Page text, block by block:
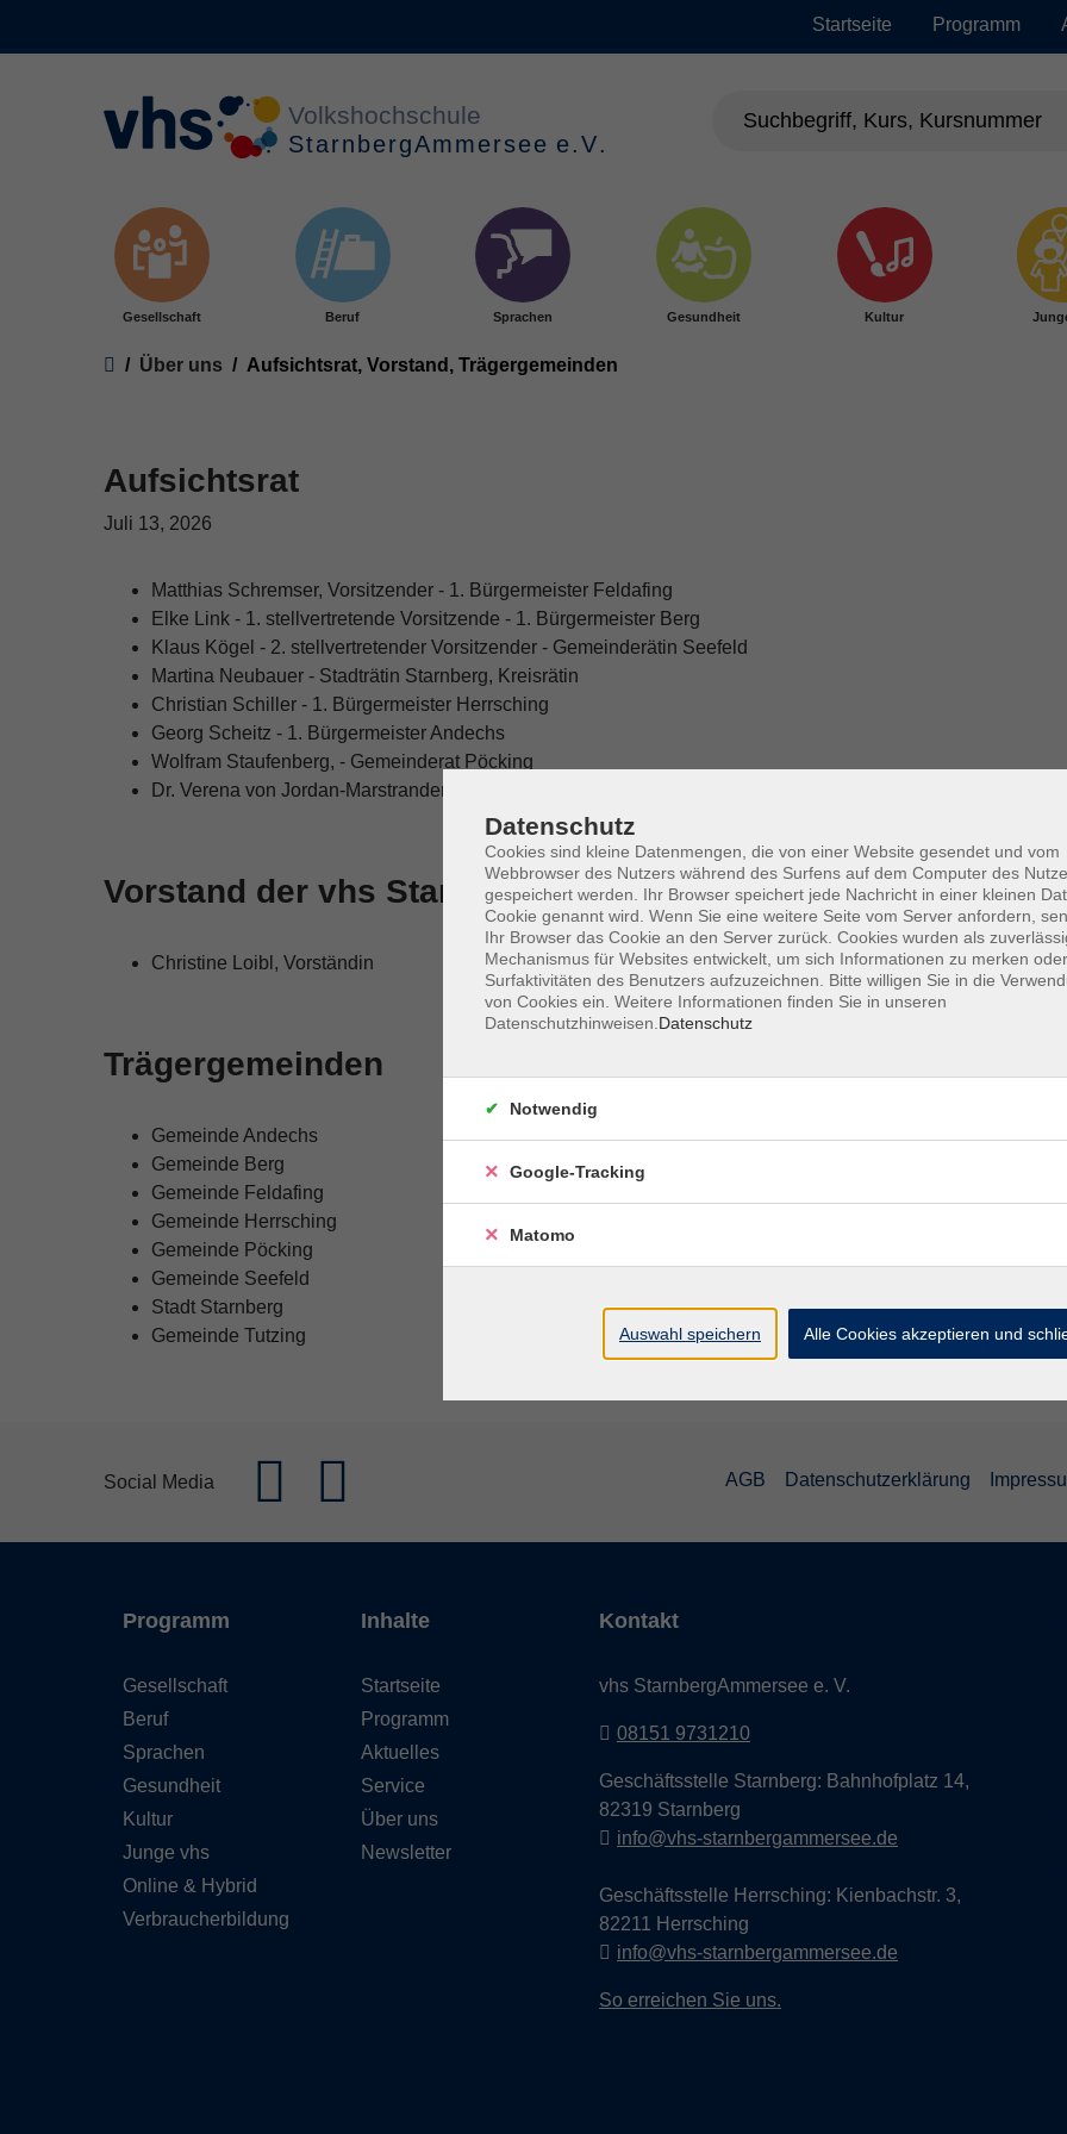
Startseite Programm
Gesellschaft Beruf Sprachen Gesundheit Kultur
You are here:
Über uns Aufsichtsrat, Vorstand, Trägergemeinden
Aufsichtsrat
Juli 13, 2026
Matthias Schremser, Vorsitzender - 1. Bürgermeister Feldafing
Elke Link - 1. stellvertretende Vorsitzende - 1. Bürgermeister Berg
Klaus Kögel - 2. stellvertretender Vorsitzender - Gemeinderätin Seefeld
Martina Neubauer - Stadträtin Starnberg, Kreisrätin
Christian Schiller - 1. Bürgermeister Herrsching
Georg Scheitz - 1. Bürgermeister Andechs
Wolfram Staufenberg, - Gemeinderat Pöcking
Dr. Verena von Jordan-Marstrander - 3. Bürgermeisterin Tutzing
Vorstand der vhs StarnbergAmmersee e.V.
Christine Loibl, Vorständin
Trägergemeinden
Gemeinde Andechs
Gemeinde Berg
Gemeinde Feldafing
Gemeinde Herrsching
Gemeinde Pöcking
Gemeinde Seefeld
Stadt Starnberg
Gemeinde Tutzing
Social Media AGB Datenschutzerklärung
Programm
Gesellschaft
Beruf
Sprachen
Gesundheit
Kultur
Junge vhs
Online & Hybrid
Verbraucherbildung
Inhalte
Startseite
Programm
Aktuelles
Service
Über uns
Newsletter
Kontakt
vhs StarnbergAmmersee e. V.
08151 9731210
Geschäftsstelle Starnberg: Bahnhofplatz 14,
82319 Starnberg
info@vhs-starnbergammersee.de
Geschäftsstelle Herrsching: Kienbachstr. 3,
82211 Herrsching
info@vhs-starnbergammersee.de
So erreichen Sie uns.
Datenschutz
Cookies sind kleine Datenmengen, die von einer Website gesendet und vom
Webbrowser des Nutzers während des Surfens auf dem Computer des
gespeichert werden. Ihr Browser speichert jede Nachricht in einer kleinen
Cookie genannt wird. Wenn Sie eine weitere Seite vom Server anfordern,
Ihr Browser das Cookie an den Server zurück. Cookies wurden als
Mechanismus für Websites entwickelt, um sich Informationen zu merken
Surfaktivitäten des Benutzers aufzuzeichnen. Bitte willigen Sie in die
von Cookies ein. Weitere Informationen finden Sie in unseren
Datenschutzhinweisen. Datenschutz
Notwendig
Google-Tracking
Matomo
Auswahl speichern Alle Cookies akzeptieren und